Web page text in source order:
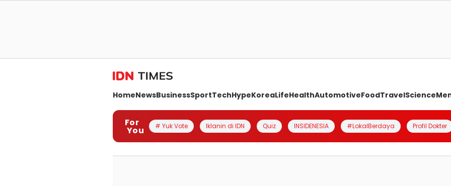
HomeNewsBusinessSportTechHypeKoreaLifeHealthAutomotiveFoodTravelScience
For
You # Yuk Vote Iklanin di IDN Quiz INSIDENESIA #LokalBerdaya Profil Dokter